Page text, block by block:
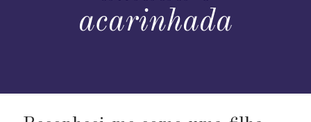
acarinhada